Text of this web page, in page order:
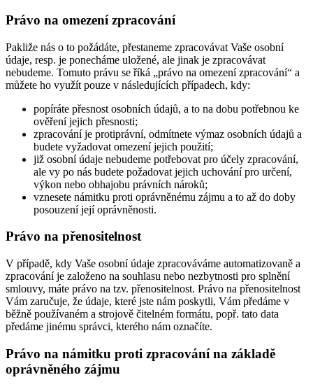
Právo na omezení zpracování
Pakliže nás o to požádáte, přestaneme zpracovávat Vaše osobní
údaje, resp. je ponecháme uložené, ale jinak je zpracovávat
nebudeme. Tomuto právu se říká „právo na omezení zpracování“ a
můžete ho využít pouze v následujících případech, kdy:
popíráte přesnost osobních údajů, a to na dobu potřebnou ke
ověření jejich přesnosti;
zpracování je protiprávní, odmítnete výmaz osobních údajů a
budete vyžadovat omezení jejich použití;
již osobní údaje nebudeme potřebovat pro účely zpracování,
ale vy po nás budete požadovat jejich uchování pro určení,
výkon nebo obhajobu právních nároků;
vznesete námitku proti oprávněnému zájmu a to až do doby
posouzení její oprávněnosti.
Právo na přenositelnost
V případě, kdy Vaše osobní údaje zpracováváme automatizovaně a
zpracování je založeno na souhlasu nebo nezbytnosti pro splnění
smlouvy, máte právo na tzv. přenositelnost. Právo na přenositelnost
Vám zaručuje, že údaje, které jste nám poskytli, Vám předáme v
běžně používaném a strojově čitelném formátu, popř. tato data
předáme jinému správci, kterého nám označíte.
Právo na námitku proti zpracování na základě
oprávněného zájmu